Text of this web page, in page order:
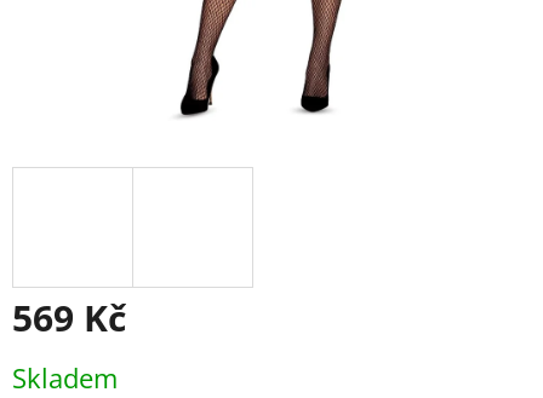
569 Kč
cena:
Skladem